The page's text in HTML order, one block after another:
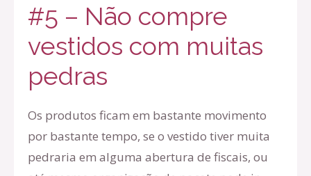
#5 – Não compre
vestidos com muitas
pedras
Os produtos ficam em bastante movimento
por bastante tempo, se o vestido tiver muita
pedraria em alguma abertura de fiscais, ou